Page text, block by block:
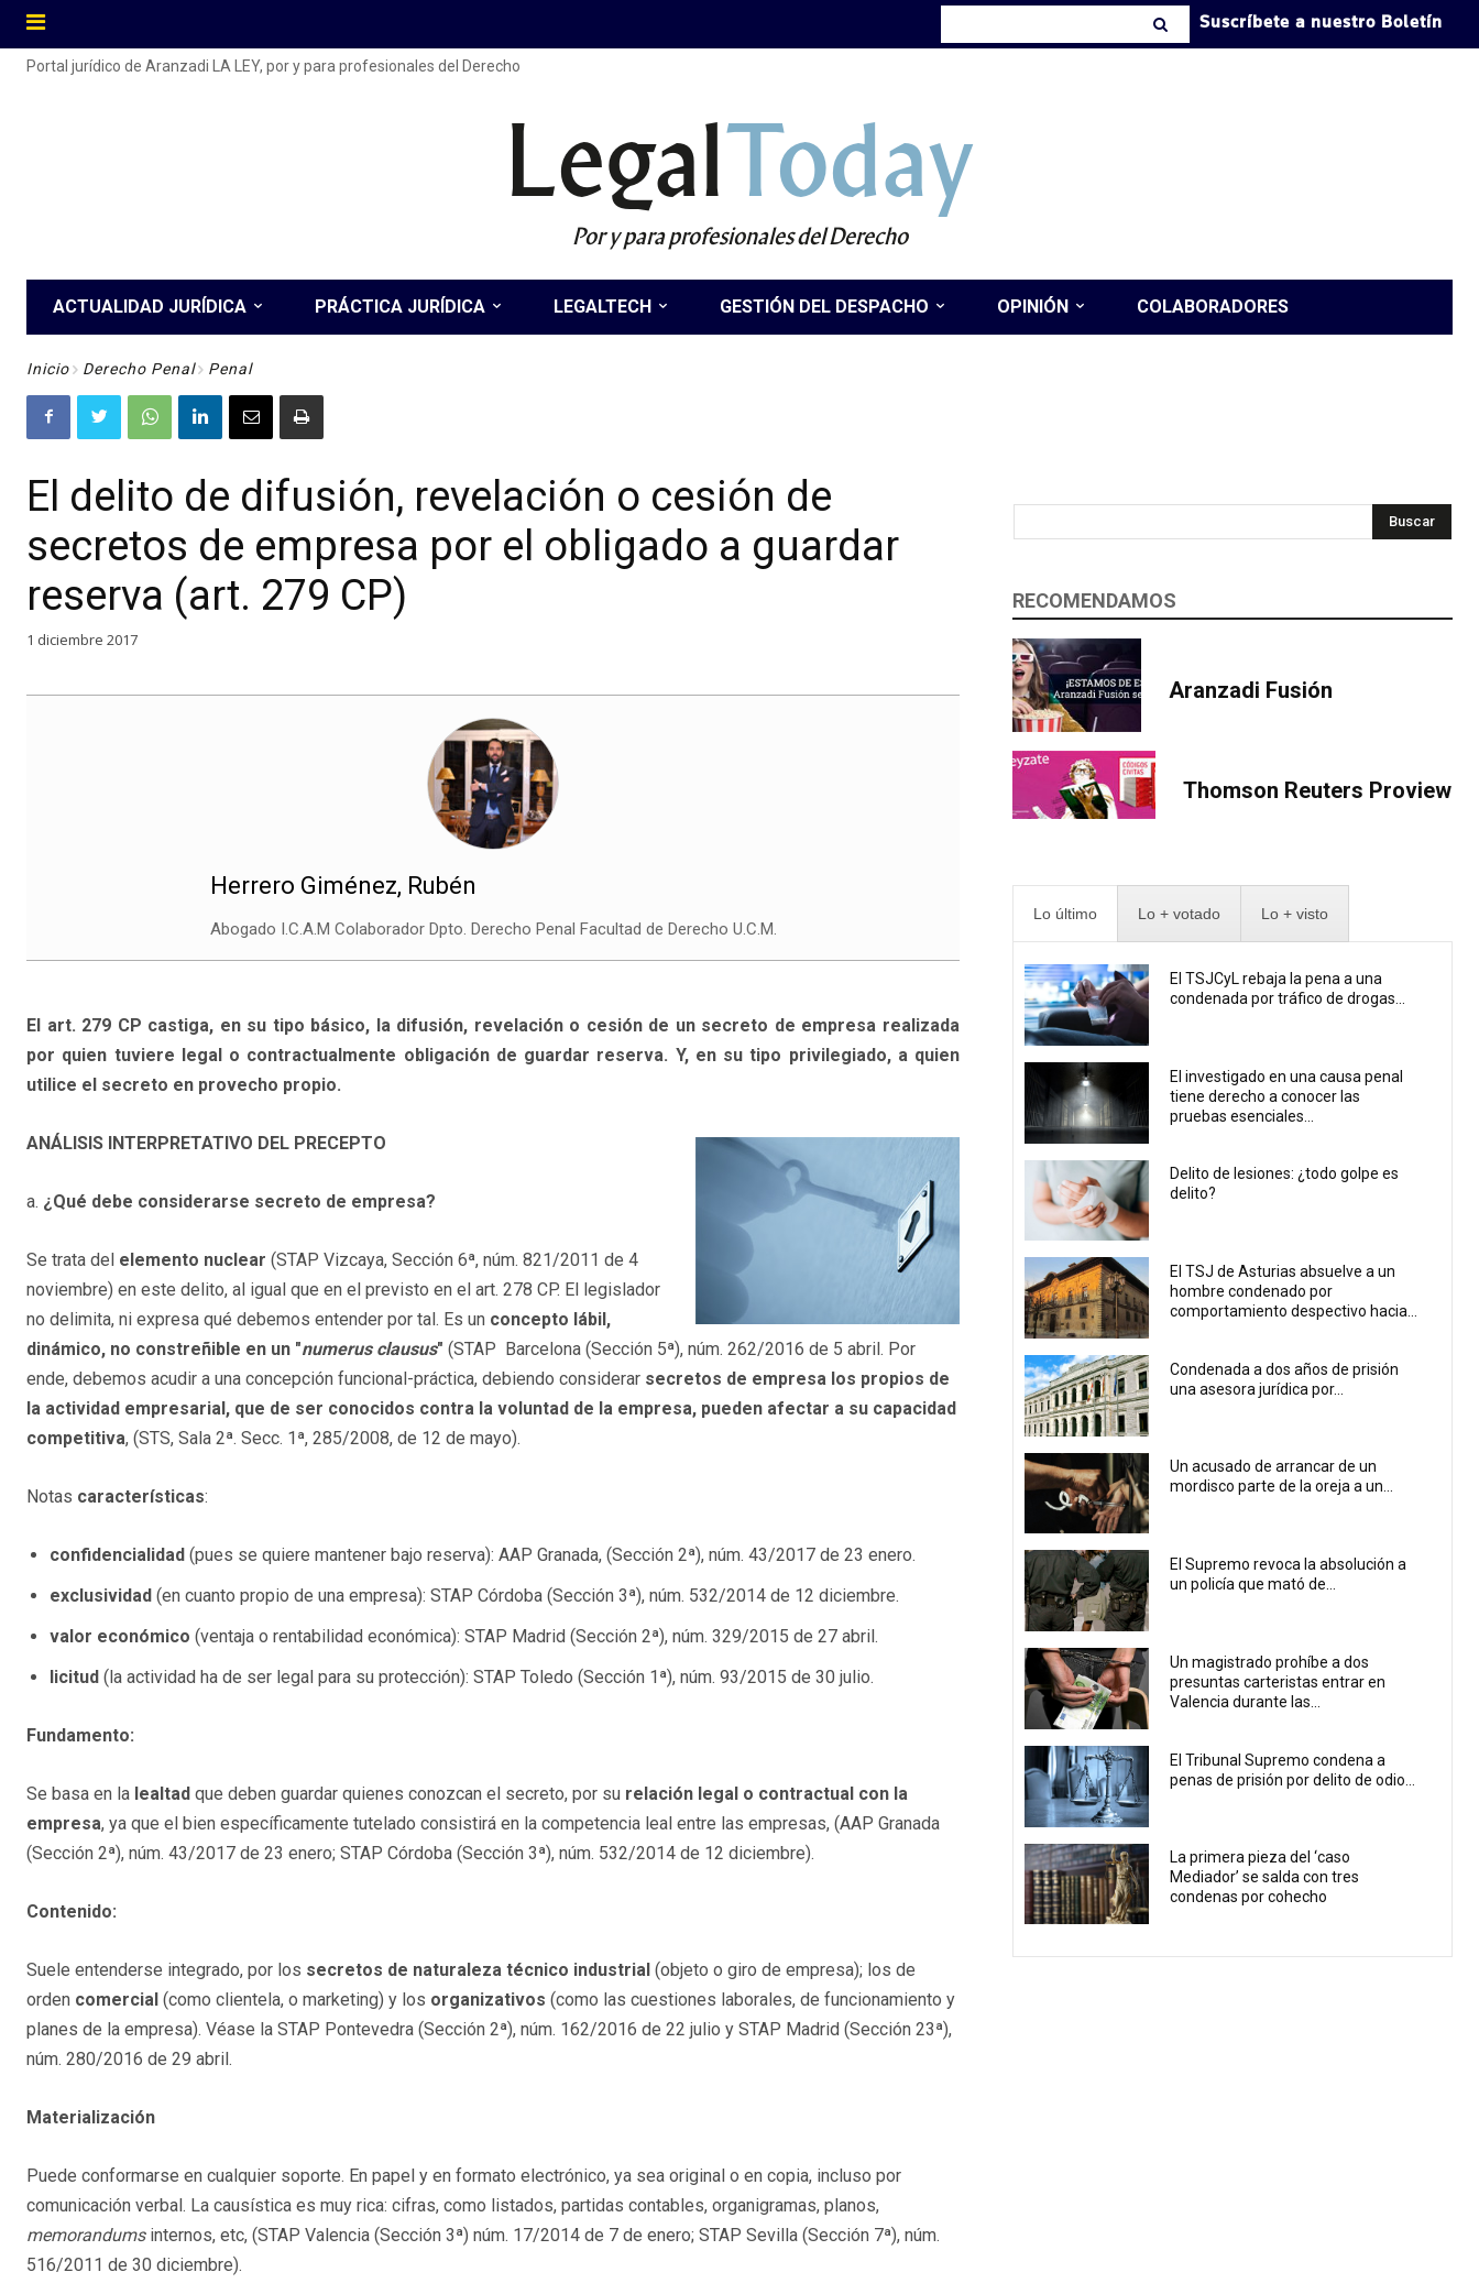
Suscríbete a nuestro Boletín
Portal jurídico de Aranzadi LA LEY, por y para profesionales del Derecho
LegalToday
Por y para profesionales del Derecho
ACTUALIDAD JURÍDICA PRÁCTICA JURÍDICA LEGALTECH GESTIÓN DEL DESPACHO OPINIÓN COLABORADORES
Inicio Derecho Penal Penal
El delito de difusión, revelación o cesión de
secretos de empresa por el obligado a guardar
reserva (art. 279 CP)
1 diciembre 2017
Herrero Giménez, Rubén
Abogado I.C.A.M Colaborador Dpto. Derecho Penal Facultad de Derecho U.C.M.
El art. 279 CP castiga, en su tipo básico, la difusión, revelación o cesión de un secreto de empresa realizada
por quien tuviere legal o contractualmente obligación de guardar reserva. Y, en su tipo privilegiado, a quien
utilice el secreto en provecho propio.
ANÁLISIS INTERPRETATIVO DEL PRECEPTO
a. ¿Qué debe considerarse secreto de empresa?
Se trata del elemento nuclear (STAP Vizcaya, Sección 6ª, núm. 821/2011 de 4
noviembre) en este delito, al igual que en el previsto en el art. 278 CP. El legislador
no delimita, ni expresa qué debemos entender por tal. Es un concepto lábil,
dinámico, no constreñible en un "numerus clausus" (STAP
Barcelona (Sección 5ª), núm. 262/2016 de 5 abril. Por
ende, debemos acudir a una concepción funcional-práctica, debiendo considerar secretos de empresa los propios de
la actividad empresarial, que de ser conocidos contra la voluntad de la empresa, pueden afectar a su capacidad
competitiva, (STS, Sala 2ª. Secc. 1ª, 285/2008, de 12 de mayo).
Notas características:
confidencialidad (pues se quiere mantener bajo reserva): AAP Granada, (Sección 2ª), núm. 43/2017 de 23 enero.
exclusividad (en cuanto propio de una empresa): STAP Córdoba (Sección 3ª), núm. 532/2014 de 12 diciembre.
valor económico (ventaja o rentabilidad económica): STAP Madrid (Sección 2ª), núm. 329/2015 de 27 abril.
licitud (la actividad ha de ser legal para su protección): STAP Toledo (Sección 1ª), núm. 93/2015 de 30 julio.
Fundamento:
Se basa en la lealtad que deben guardar quienes conozcan el secreto, por su relación legal o contractual con la
empresa, ya que el bien específicamente tutelado consistirá en la competencia leal entre las empresas, (AAP Granada
(Sección 2ª), núm. 43/2017 de 23 enero; STAP Córdoba (Sección 3ª), núm. 532/2014 de 12 diciembre).
Contenido:
Suele entenderse integrado, por los secretos de naturaleza técnico industrial (objeto o giro de empresa); los de
orden comercial (como clientela, o marketing) y los organizativos (como las cuestiones laborales, de funcionamiento y
planes de la empresa). Véase la STAP Pontevedra (Sección 2ª), núm. 162/2016 de 22 julio y STAP Madrid (Sección 23ª),
núm. 280/2016 de 29 abril.
Materialización
Puede conformarse en cualquier soporte. En papel y en formato electrónico, ya sea original o en copia, incluso por
comunicación verbal. La causística es muy rica: cifras, como listados, partidas contables, organigramas, planos,
memorandumsinternos, etc, (STAP Valencia (Sección 3ª) núm. 17/2014 de 7 de enero; STAP Sevilla (Sección 7ª), núm.
516/2011 de 30 diciembre).
Buscar
RECOMENDAMOS
Aranzadi Fusión
Thomson Reuters Proview
Lo último Lo + votado Lo + visto
El TSJCyL rebaja la pena a una
condenada por tráfico de drogas...
El investigado en una causa penal
tiene derecho a conocer las
pruebas esenciales...
Delito de lesiones: ¿todo golpe es
delito?
El TSJ de Asturias absuelve a un
hombre condenado por
comportamiento despectivo hacia...
Condenada a dos años de prisión
una asesora jurídica por...
Un acusado de arrancar de un
mordisco parte de la oreja a un...
El Supremo revoca la absolución a
un policía que mató de...
Un magistrado prohíbe a dos
presuntas carteristas entrar en
Valencia durante las...
El Tribunal Supremo condena a
penas de prisión por delito de odio...
La primera pieza del ‘caso
Mediador’ se salda con tres
condenas por cohecho